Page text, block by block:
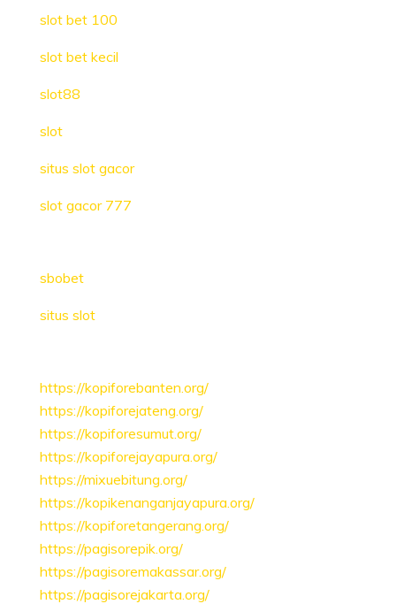
slot bet 100
slot bet kecil
slot88
slot
situs slot gacor
slot gacor 777
sbobet
situs slot
https://kopiforebanten.org/
https://kopiforejateng.org/
https://kopiforesumut.org/
https://kopiforejayapura.org/
https://mixuebitung.org/
https://kopikenanganjayapura.org/
https://kopiforetangerang.org/
https://pagisorepik.org/
https://pagisoremakassar.org/
https://pagisorejakarta.org/